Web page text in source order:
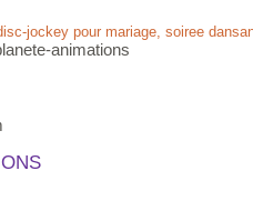
jockey pour mariage, soiree
animations